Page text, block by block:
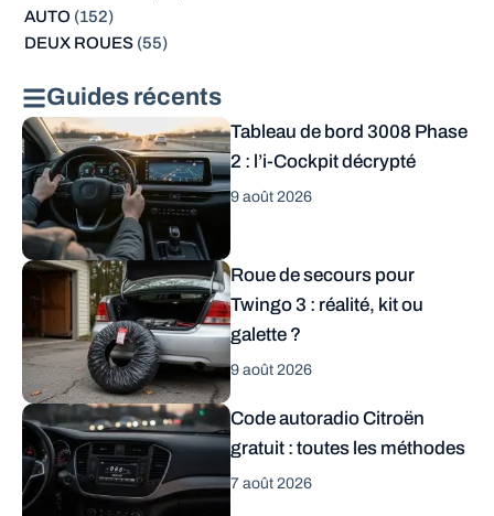
AUTO (152)
DEUX ROUES(55)
Guides récents
Tableau de bord 3008 Phase
2 : l’i-Cockpit décrypté
9 août 2026
Roue de secours pour
Twingo 3 : réalité, kit ou
galette ?
9 août 2026
Code autoradio Citroën
gratuit : toutes les méthodes
7 août 2026